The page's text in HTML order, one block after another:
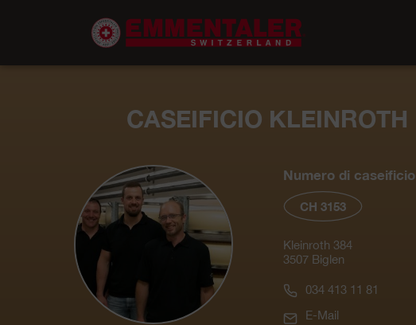
CASEIFICIO KLEINROTH
Numero di caseificio
CH 3153
Kleinroth 384
3507 Biglen
034 413 11 81
E-Mail